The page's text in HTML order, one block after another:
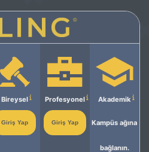
Bireysel
Giriş Yap
Profesyonel
Giriş Yap
Akademik
Kampüs ağına
bağlanın.